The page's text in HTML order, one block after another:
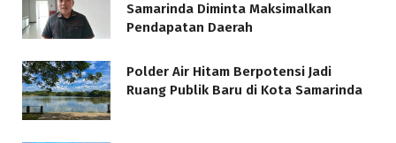
Samarinda Diminta Maksimalkan
Pendapatan Daerah
Polder Air Hitam Berpotensi Jadi
Ruang Publik Baru di Kota Samarinda